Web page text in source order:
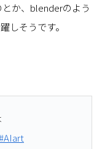
か、blenderのよう
しそうです。